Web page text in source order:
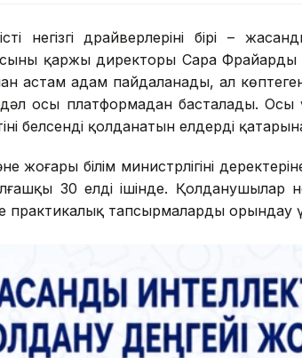
негізгі драйверлерінің бірі –
қаржы директоры Сара
астам адам пайдаланады, ал
дәл осы платформадан басталады. Осы
белсенді қолданатын елдердің
жоғары білім министрлігінің
30 елдің ішінде. Қолданушылар
практикалық тапсырмаларды орындау